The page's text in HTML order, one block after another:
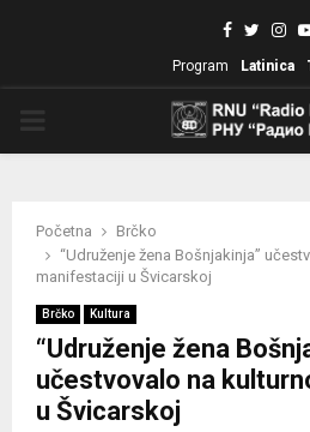
Facebook
Program Latinica
Početna
Brčko
“Udruženje žena Bošnjakinja”
manifestaciji u Švicarskoj
Brčko Kultura
“Udruženje žena
učestvovalo na
u Švicarskoj